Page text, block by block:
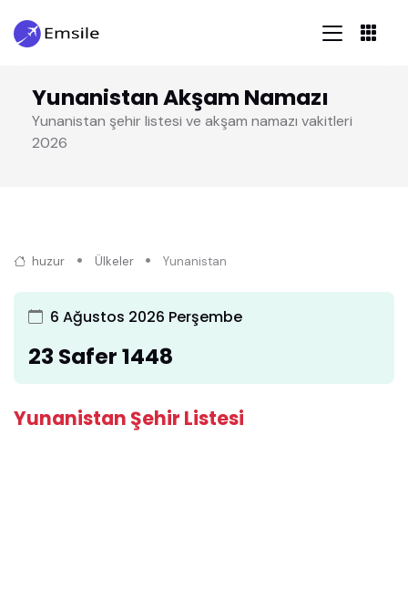
Yunanistan Akşam Namazı
Yunanistan şehir listesi ve akşam namazı vakitleri
2026
huzur Ülkeler Yunanistan
6 Ağustos 2026 Perşembe
23 Safer 1448
Yunanistan Şehir Listesi